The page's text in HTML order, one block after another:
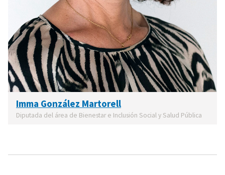
Imma González Martorell
Diputada del área de Bienestar e Inclusión Social y Salud Pública